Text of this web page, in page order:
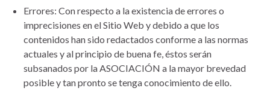
Errores: Con respecto a la existencia de errores o
imprecisiones en el Sitio Web y debido a que los
contenidos han sido redactados conforme a las normas
actuales y al principio de buena fe, éstos serán
subsanados por la ASOCIACIÓN a la mayor brevedad
posible y tan pronto se tenga conocimiento de ello.